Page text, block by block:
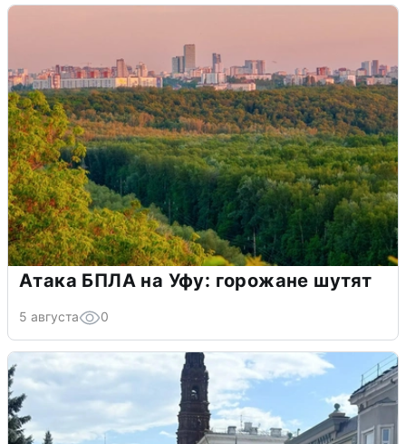
Атака БПЛА на Уфу: горожане шутят
5 августа 0